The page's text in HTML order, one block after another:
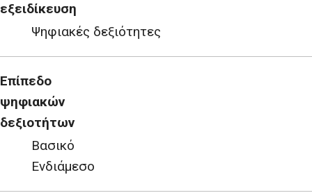
εξειδίκευση
Ψηφιακές δεξιότητες
Επίπεδο
ψηφιακών
δεξιοτήτων
Βασικό
Ενδιάμεσο